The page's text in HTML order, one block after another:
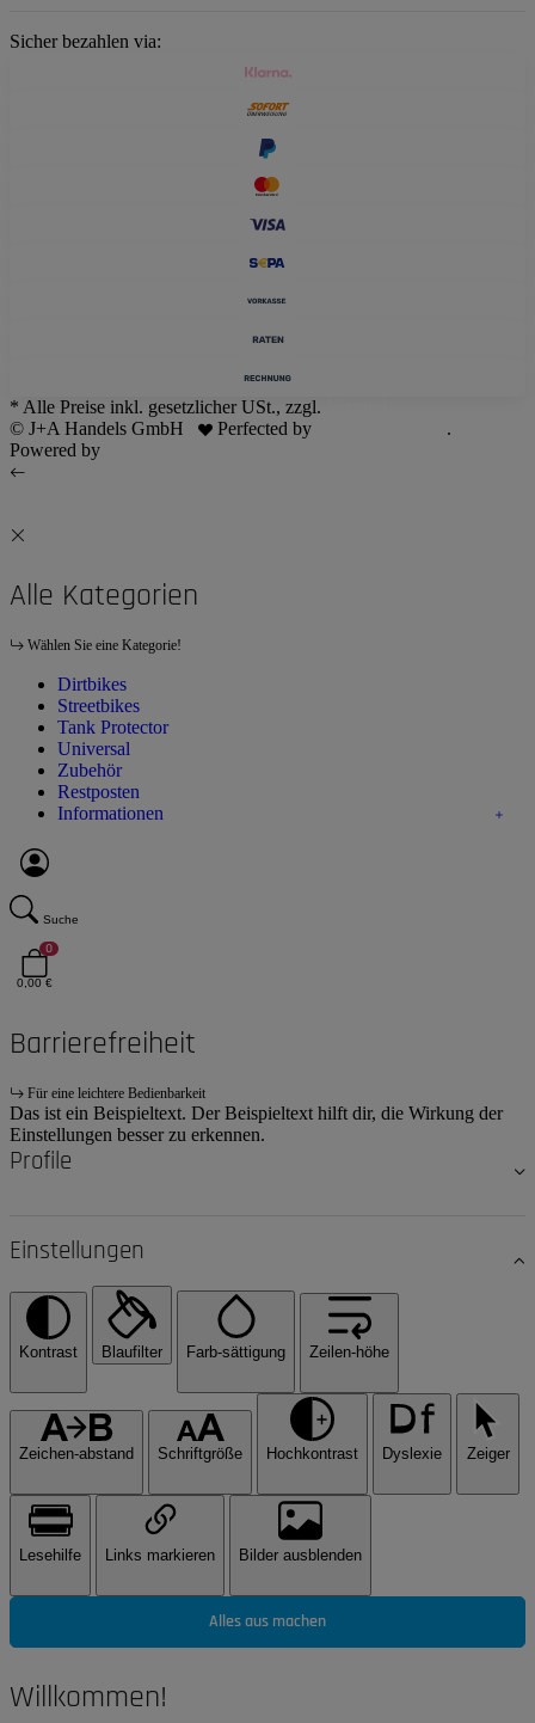
Sicher bezahlen via:
* Alle Preise inkl. gesetzlicher USt., zzgl.
© J+A Handels GmbH
Perfected by
.
Powered by
Alle Kategorien
Wählen Sie eine Kategorie!
Dirtbikes
Streetbikes
Tank Protector
Universal
Zubehör
Restposten
Informationen
Suche
0
0,00 €
Barrierefreiheit
Für eine leichtere Bedienbarkeit
Das ist ein Beispieltext. Der Beispieltext hilft dir, die Wirkung der
Einstellungen besser zu erkennen.
Profile
Einstellungen
Kontrast Blaufilter Farb-sättigung Zeilen-höhe
Zeichen-abstand Schriftgröße Hochkontrast Dyslexie Zeiger
Lesehilfe Links markieren Bilder ausblenden
Alles aus machen
Willkommen!